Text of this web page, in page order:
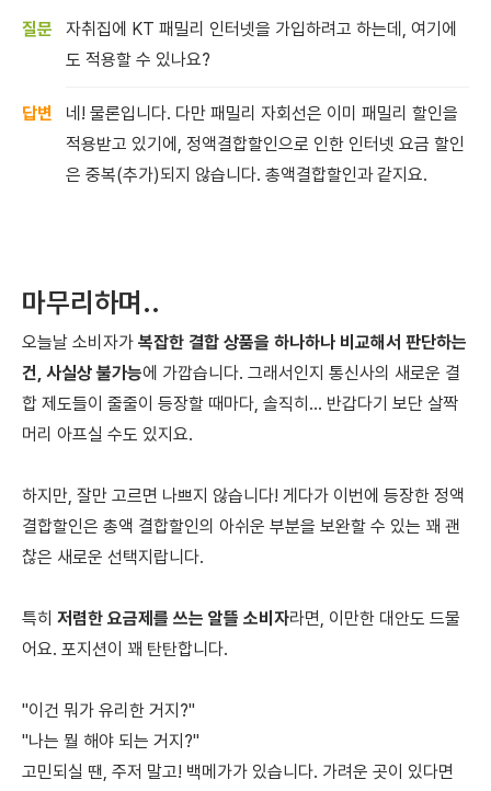
자취집에 KT 패밀리 인터넷을 가입하려고 하는데, 여기에
도 적용할 수 있나요?
네! 물론입니다. 다만 패밀리 자회선은 이미 패밀리 할인을
적용받고 있기에, 정액결합할인으로 인한 인터넷 요금 할인
은 중복(추가)되지 않습니다. 총액결합할인과 같지요.
마무리하며..
오늘날 소비자가 복잡한 결합 상품을 하나하나 비교해서 판단하는
건, 사실상 불가능에 가깝습니다. 그래서인지 통신사의 새로운 결
합 제도들이 줄줄이 등장할 때마다, 솔직히... 반갑다기 보단 살짝
머리 아프실 수도 있지요.
하지만, 잘만 고르면 나쁘지 않습니다! 게다가 이번에 등장한 정액
결합할인은 총액 결합할인의 아쉬운 부분을 보완할 수 있는 꽤 괜
찮은 새로운 선택지랍니다.
특히 저렴한 요금제를 쓰는 알뜰 소비자라면, 이만한 대안도 드물
어요. 포지션이 꽤 탄탄합니다.
"이건 뭐가 유리한 거지?"
"나는 뭘 해야 되는 거지?"
고민되실 땐, 주저 말고! 백메가가 있습니다. 가려운 곳이 있다면